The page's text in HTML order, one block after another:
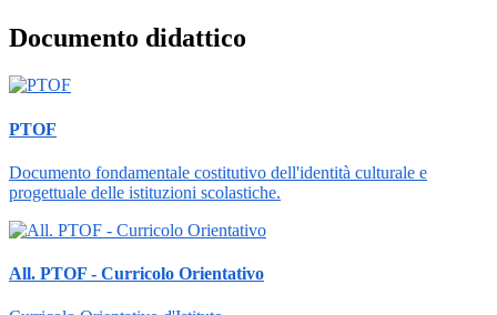
Documento didattico
PTOF
Documento fondamentale costitutivo dell'identità culturale e
progettuale delle istituzioni scolastiche.
All. PTOF - Curricolo Orientativo